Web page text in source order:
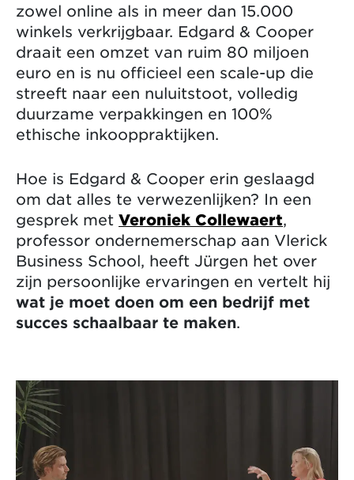
zowel online als in meer dan 15.000
winkels verkrijgbaar. Edgard & Cooper
draait een omzet van ruim 80 miljoen
euro en is nu officieel een scale-up die
streeft naar een nuluitstoot, volledig
duurzame verpakkingen en 100%
ethische inkooppraktijken.
Hoe is Edgard & Cooper erin geslaagd
om dat alles te verwezenlijken? In een
gesprek met Veroniek Collewaert,
professor ondernemerschap aan Vlerick
Business School, heeft Jürgen het over
zijn persoonlijke ervaringen en vertelt hij
wat je moet doen om een bedrijf met
succes schaalbaar te maken.